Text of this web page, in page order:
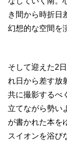
き間から時折日
幻想的な空間を
そして迎えた2
れ日から差す放
共に撮影するべ
立てながら勢い
が書かれた本を
スイオンを浴び